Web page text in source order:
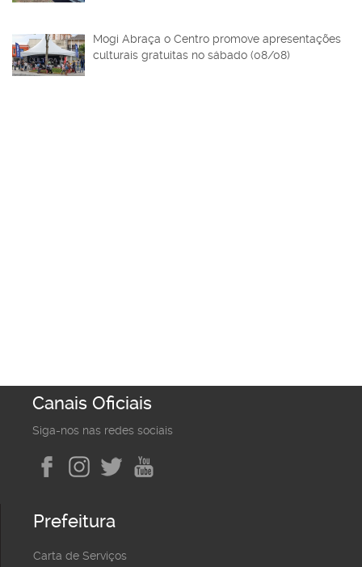
Mogi Abraça o Centro promove apresentações
culturais gratuitas no sábado (08/08)
Canais Oficiais
Siga-nos nas redes sociais
Prefeitura
Carta de Serviços